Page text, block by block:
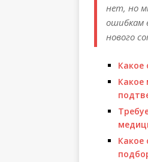
нет, но
ошибкам
нового
Какое
Какое
Какое